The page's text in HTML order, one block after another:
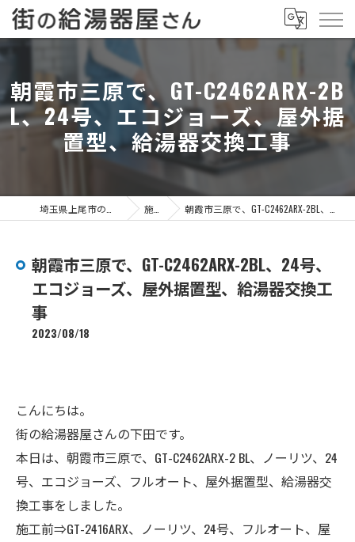
朝霞市三原で、GT-C2462ARX-2B
L、24号、エコジョーズ、屋外据
置型、給湯器交換工事
施工事例 朝霞市三原で、GT-C2462ARX-2BL、24号、エコジョーズ、屋外据置型、給湯器交換工事
朝霞市三原で、GT-C2462ARX-2BL、24号、
エコジョーズ、屋外据置型、給湯器交換工
事
2023/08/18
こんにちは。
街の給湯器屋さんの下田です。
本日は、朝霞市三原で、GT-C2462ARX-2 BL、ノーリツ、24
号、エコジョーズ、フルオート、屋外据置型、給湯器交
換工事をしました。
施工前⇒GT-2416ARX、ノーリツ、 24号、フルオート、屋